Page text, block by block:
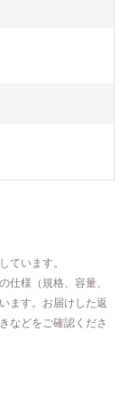
ています。
仕様（規格、容量、
ます。お届けした返
などをご確認くださ